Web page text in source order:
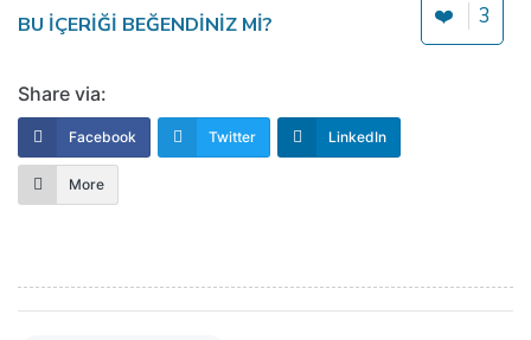
BU IÇERIĞI BEĞENDINIZ MI? ❤️ 3
Share via:
Facebook Twitter LinkedIn
More